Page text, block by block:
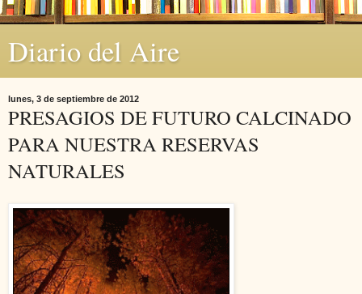
Diario del Aire
lunes, 3 de septiembre de 2012
PRESAGIOS DE FUTURO CALCINADO
PARA NUESTRA RESERVAS
NATURALES